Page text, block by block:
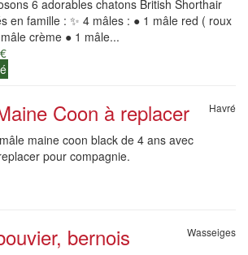
6 adorables chatons British Shorthair
en famille : ✨ 4 mâles : ● 1 mâle red ( roux
crème ● 1 mâle...
Coon à replacer Havré
maine coon black de 4 ans avec
pour compagnie.
bernois Wasseiges